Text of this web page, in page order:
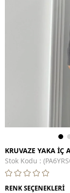
KRUVAZE YAKA İÇ
Stok Kodu
RENK SEÇENEKLERİ